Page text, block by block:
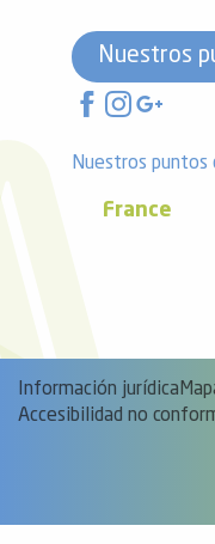
Nuestros
Nuestros puntos
France
Información jurídica
Accesibilidad no